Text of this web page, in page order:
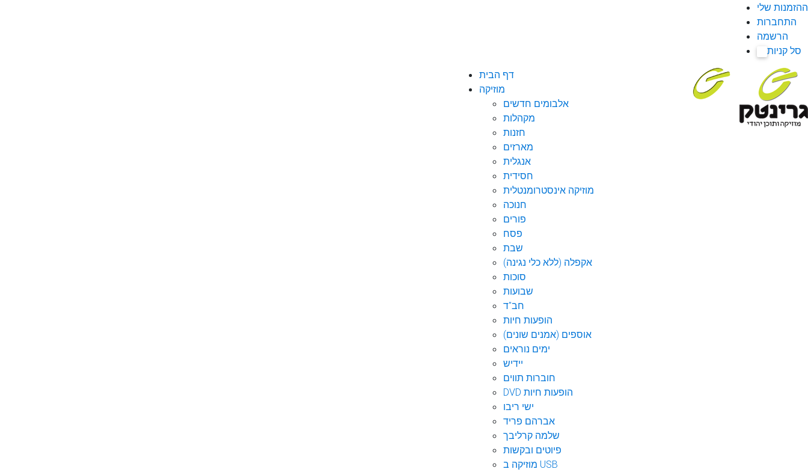
ההזמנות שלי
התחברות
הרשמה
סל קניות
דף הבית
מוזיקה
אלבומים חדשים
מקהלות
חזנות
מארזים
אנגלית
חסידית
מוזיקה אינסטרומנטלית
חנוכה
פורים
פסח
שבת
אקפלה (ללא כלי נגינה)
סוכות
שבועות
חב"ד
הופעות חיות
אוספים (אמנים שונים)
ימים נוראים
יידיש
חוברות תווים
DVD הופעות חיות
ישי ריבו
אברהם פריד
שלמה קרליבך
פיוטים ובקשות
מוזיקה ב USB